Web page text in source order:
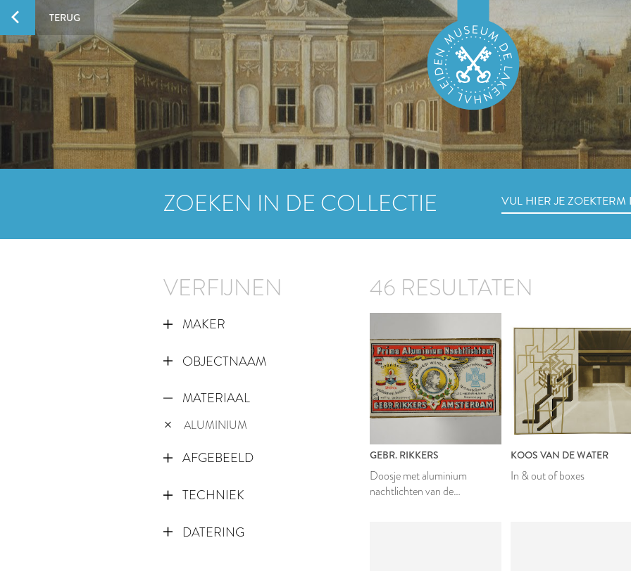
TERUG
ZOEKEN IN DE COLLECTIE
VERFIJNEN
MAKER
OBJECTNAAM
MATERIAAL
ALUMINIUM
AFGEBEELD
TECHNIEK
DATERING
46 RESULTATEN
GEBR. RIKKERS
Doosje met aluminium
nachtlichten van de
KOOS VAN DE WATER
In & out of boxes